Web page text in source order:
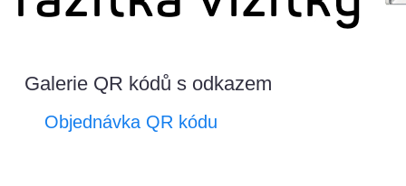
Galerie QR kódů s odkazem
Objednávka QR kódu